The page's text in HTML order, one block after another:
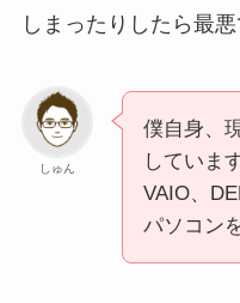
しまったりしたら最悪
しゅん
僕自身、
していま
VAIO、
パソコン